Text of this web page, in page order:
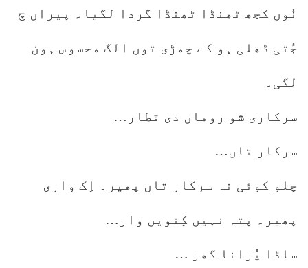
نُوں کجھ ٹھنڈا ٹھنڈا گردا لگیا۔ پیراں چ
جُتی ڈھلی ہو کے چمڑی توں الگ محسوس ہون
لگی۔
سرکاری شو روماں دی قطار…
سرکار تاں…
چلو کوئی نہ سرکار تاں پھیر۔ اِک واری
پھیر۔ پتہ نہیں کِنویں وار…
ساڈا پُرانا گھر …